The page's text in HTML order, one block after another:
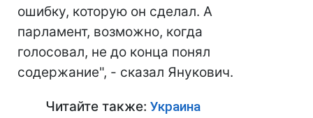
ошибку, которую он сделал. А
парламент, возможно, когда
голосовал, не до конца понял
содержание", - сказал Янукович.
Читайте также: Украина